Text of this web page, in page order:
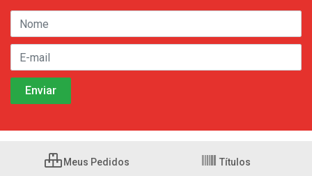
Meus Pedidos Títulos